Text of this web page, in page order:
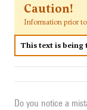
Caution!
Information prior
This text is being
Do you notice a